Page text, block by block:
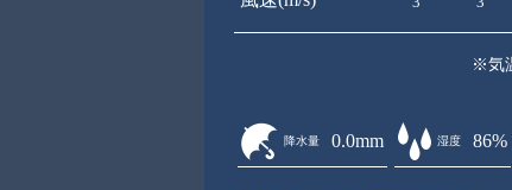
※気
降水量 0.0mm 湿度 86%